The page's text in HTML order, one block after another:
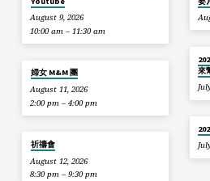
August 9, 2026
10:00 am – 11:30 am
婦女 M&M 團
August 11, 2026
2:00 pm – 4:00 pm
祈禱會
August 12, 2026
8:30 pm – 9:30 pm
來